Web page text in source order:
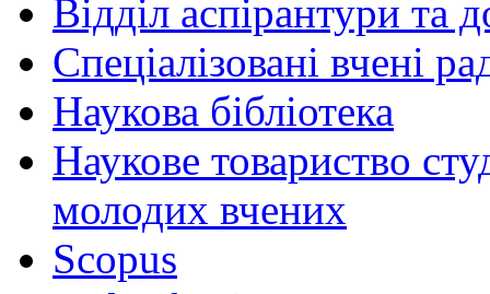
Відділ аспірантури та
Спеціалізовані вчені
Наукова бібліотека
Наукове товариство
молодих вчених
Scopus